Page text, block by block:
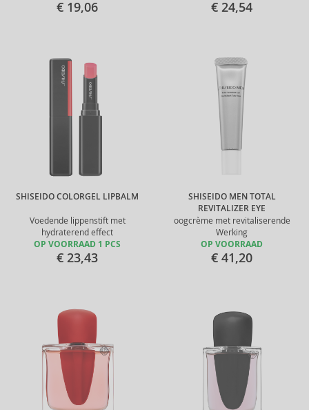
€ 19,06 € 24,54
SHISEIDO COLORGEL LIPBALM
Voedende lippenstift met
hydraterend effect
OP VOORRAAD 1 PCS
€ 23,43
SHISEIDO MEN TOTAL
REVITALIZER EYE
oogcrème met revitaliserende
Werking
OP VOORRAAD
€ 41,20